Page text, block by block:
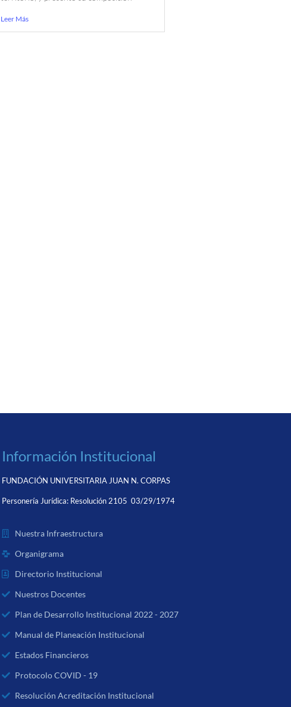
Leer Más
Información Institucional
FUNDACIÓN UNIVERSITARIA JUAN N. CORPAS
Personería Jurídica: Resolución 2105 03/29/1974
Nuestra Infraestructura
Organigrama
Directorio Institucional
Nuestros Docentes
Plan de Desarrollo Institucional 2022 - 2027
Manual de Planeación Institucional
Estados Financieros
Protocolo COVID - 19
Resolución Acreditación Institucional